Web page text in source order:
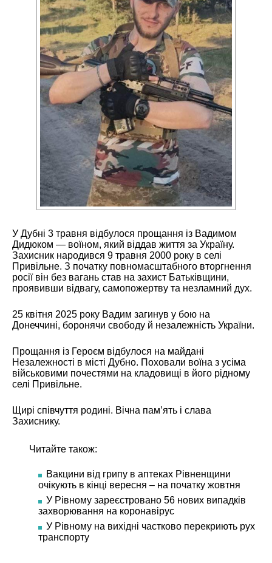
У Дубні 3 травня відбулося прощання із Вадимом
Дидюком — воїном, який віддав життя за Україну.
Захисник народився 9 травня 2000 року в селі
Привільне. З початку повномасштабного вторгнення
росії він без вагань став на захист Батьківщини,
проявивши відвагу, самопожертву та незламний дух.
25 квітня 2025 року Вадим загинув у бою на
Донеччині, боронячи свободу й незалежність України.
Прощання із Героєм відбулося на майдані
Незалежності в місті Дубно. Поховали воїна з усіма
військовими почестями на кладовищі в його рідному
селі Привільне.
Щирі співчуття родині. Вічна памʼять і слава
Захиснику.
Читайте також:
Вакцини від грипу в аптеках Рівненщини
очікують в кінці вересня – на початку жовтня
У Рівному зареєстровано 56 нових випадків
захворювання на коронавірус
У Рівному на вихідні частково перекриють рух
транспорту